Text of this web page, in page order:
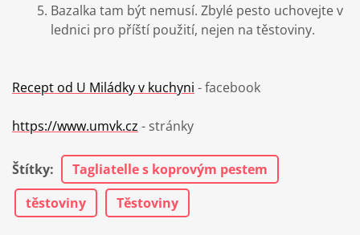
Bazalka tam být nemusí. Zbylé pesto uchovejte v
lednici pro příští použití, nejen na těstoviny.
Recept od U Miládky v kuchyni - facebook
https://www.umvk.cz - stránky
Štítky:
Tagliatelle s koprovým pestem
těstoviny
Těstoviny